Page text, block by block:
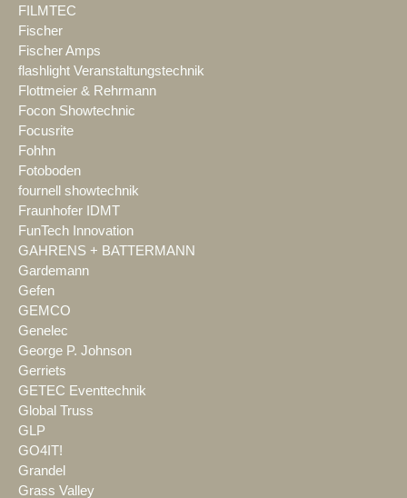
FILMTEC
Fischer
Fischer Amps
flashlight Veranstaltungstechnik
Flottmeier & Rehrmann
Focon Showtechnic
Focusrite
Fohhn
Fotoboden
fournell showtechnik
Fraunhofer IDMT
FunTech Innovation
GAHRENS + BATTERMANN
Gardemann
Gefen
GEMCO
Genelec
George P. Johnson
Gerriets
GETEC Eventtechnik
Global Truss
GLP
GO4IT!
Grandel
Grass Valley